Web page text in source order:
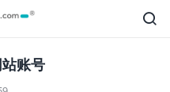

账号